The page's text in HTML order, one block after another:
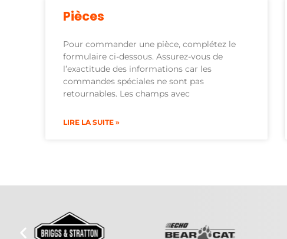
Pièces
Pour commander une pièce, complétez le
formulaire ci-dessous. Assurez-vous de
l’exactitude des informations car les
commandes spéciales ne sont pas
retournables. Les champs avec
LIRE LA SUITE »